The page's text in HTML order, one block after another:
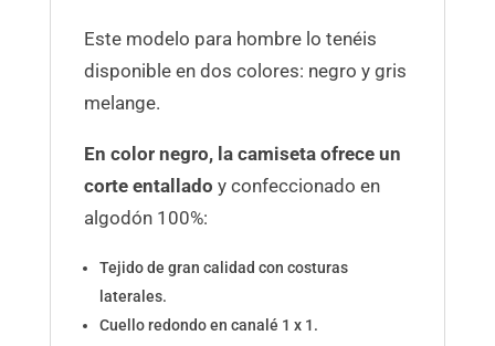
Este modelo para hombre lo tenéis
disponible en dos colores: negro y gris
melange.
En color negro, la camiseta ofrece un
corte entallado y confeccionado en
algodón 100%:
Tejido de gran calidad con costuras
laterales.
Cuello redondo en canalé 1 x 1.